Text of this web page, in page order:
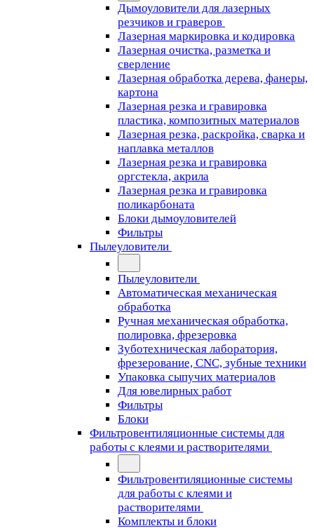
Дымоуловители для лазерных
резчиков и граверов
Лазерная маркировка и кодировка
Лазерная очистка, разметка и
сверление
Лазерная обработка дерева, фанеры,
картона
Лазерная резка и гравировка
пластика, композитных материалов
Лазерная резка, раскройка, сварка и
наплавка металлов
Лазерная резка и гравировка
оргстекла, акрила
Лазерная резка и гравировка
поликарбоната
Блоки дымоуловителей
Фильтры
Пылеуловители
Пылеуловители
Автоматическая механическая
обработка
Ручная механическая обработка,
полировка, фрезеровка
Зуботехническая лаборатория,
фрезерование, CNC, зубные техники
Упаковка сыпучих материалов
Для ювелирных работ
Фильтры
Блоки
Фильтровентиляционные системы для
работы с клеями и растворителями
Фильтровентиляционные системы
для работы с клеями и
растворителями
Комплекты и блоки